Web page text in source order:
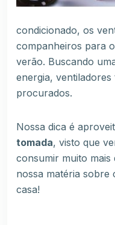
condicionado, os
companheiros para
verão. Buscando
energia, ventiladores
procurados.
Nossa dica é
tomada, visto que
consumir muito
nossa matéria sobre
casa!